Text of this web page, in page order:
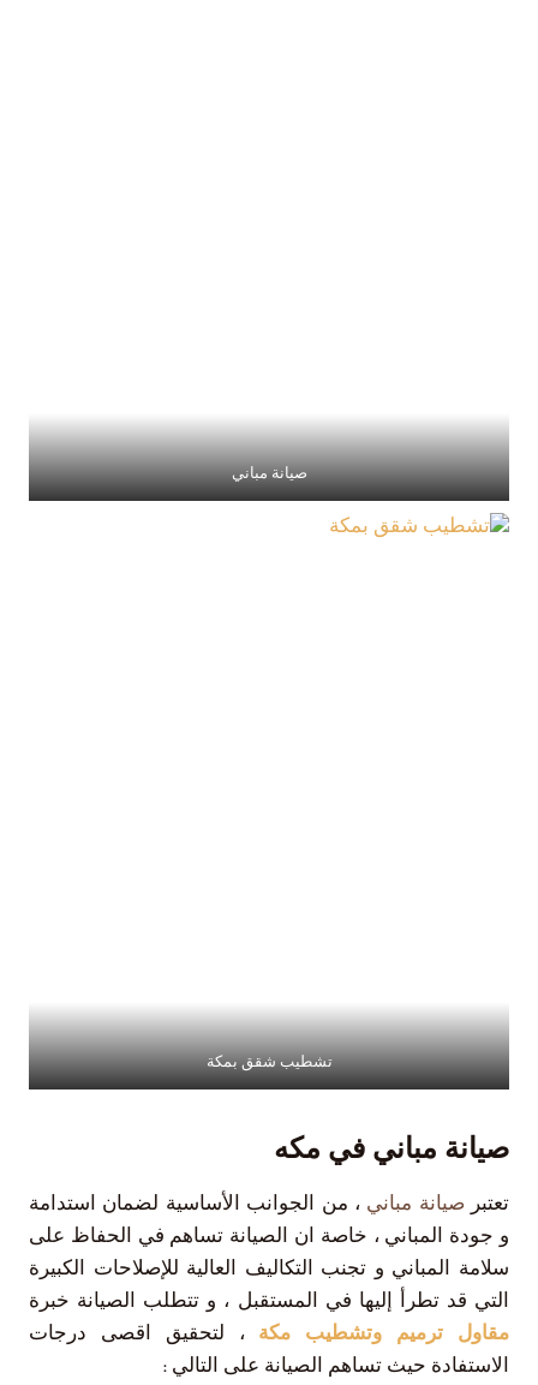
صيانة مباني
تشطيب شقق بمكة
صيانة مباني في مكه
تعتبرصيانة مباني ، من الجوانب الأساسية لضمان استدامة
و جودة المباني ، خاصة ان الصيانة تساهم في الحفاظ على
سلامة المباني و تجنب التكاليف العالية للإصلاحات الكبيرة
التي قد تطرأ إليها في المستقبل ، و تتطلب الصيانة خبرة
مقاول ترميم وتشطيب مكة ، لتحقيق اقصى درجات
الاستفادة حيث تساهم الصيانة على التالي :